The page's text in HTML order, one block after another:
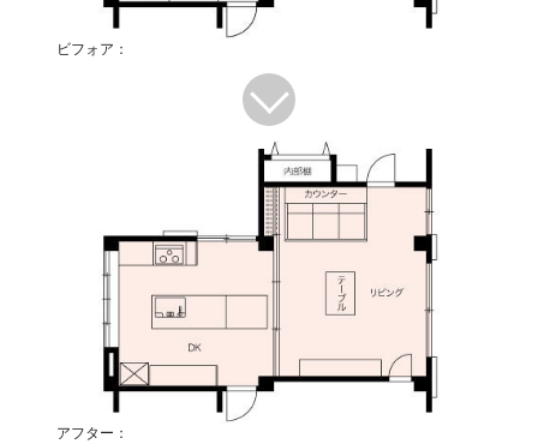
ビフォア：
アフター：